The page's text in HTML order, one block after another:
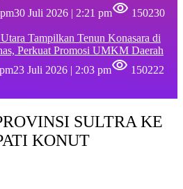
30 Juli 2026 | 2:21 pm
150230
Tampilkan Tenun Konasara di
Perkuat Promosi UMKM Daerah
23 Juli 2026 | 2:03 pm 150222
SULTRA KE
KONUT